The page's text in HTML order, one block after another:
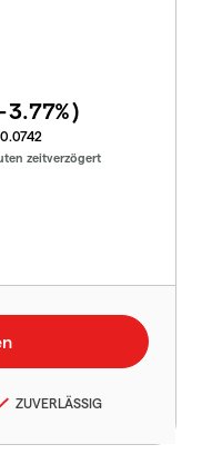
3.77%)
0.0742
zeitverzögert
ZUVERLÄSSIG